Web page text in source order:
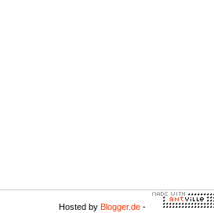
Hosted by Blogger.de -